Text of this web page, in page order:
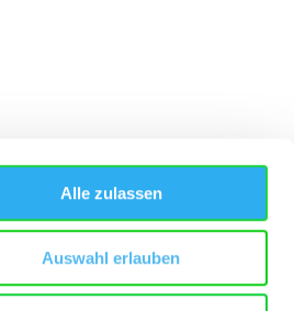
Alle zulassen
Auswahl erlauben